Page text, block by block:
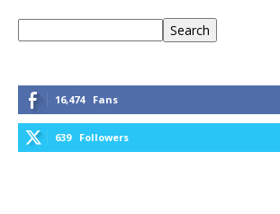
Search
16,474 Fans
639 Followers